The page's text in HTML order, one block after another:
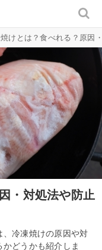
けとは？食べれる？原因
・対処法や防止
冷凍焼けの原因や対
どうかも紹介しま